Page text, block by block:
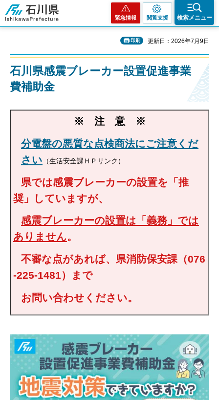
石川県
緊急情報 閲覧支援 検索メニュー
印刷 更新日：2026年7月9日
石川県感震ブレーカー設置促進事業
費補助金
※ 注 意 ※
分電盤の悪質な点検商法にご注意くだ
さい （生活安全課ＨＰリンク）
県では感震ブレーカーの設置を「推
奨」していますが、
感震ブレーカーの設置は「義務」では
ありません。
不審な点があれば、県消防保安課（076
-225-1481）まで
お問い合わせください。